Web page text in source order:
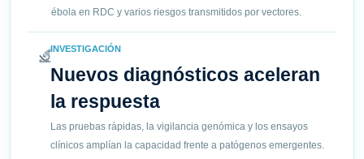
ébola en RDC y varios riesgos transmitidos por vectores.
INVESTIGACIÓN
Nuevos diagnósticos aceleran
la respuesta
Las pruebas rápidas, la vigilancia genómica y los ensayos
clínicos amplían la capacidad frente a patógenos emergentes.